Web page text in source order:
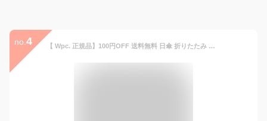
no. 4 【 Wpc. 正規品】100円OFF 送料無料 日傘 折りたたみ 完全遮光 晴雨兼用 Wpc フリル 遮光 クラシックフリル ミニ UVカット 100％ UPF50+ 軽量 折りたたみ傘 遮熱 雨傘 冷感 KiU 夏 レディース ブランド フェイスカバー アームカバー かわいい 【楽ギフ_○○】【-】